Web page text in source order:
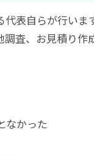
表自らが行います
査、お見積り
なかった